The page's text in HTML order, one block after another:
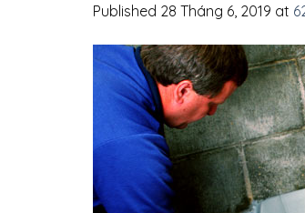
Published 28 Tháng 6, 2019 at